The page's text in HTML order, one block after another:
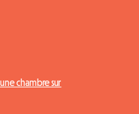
chambre sur